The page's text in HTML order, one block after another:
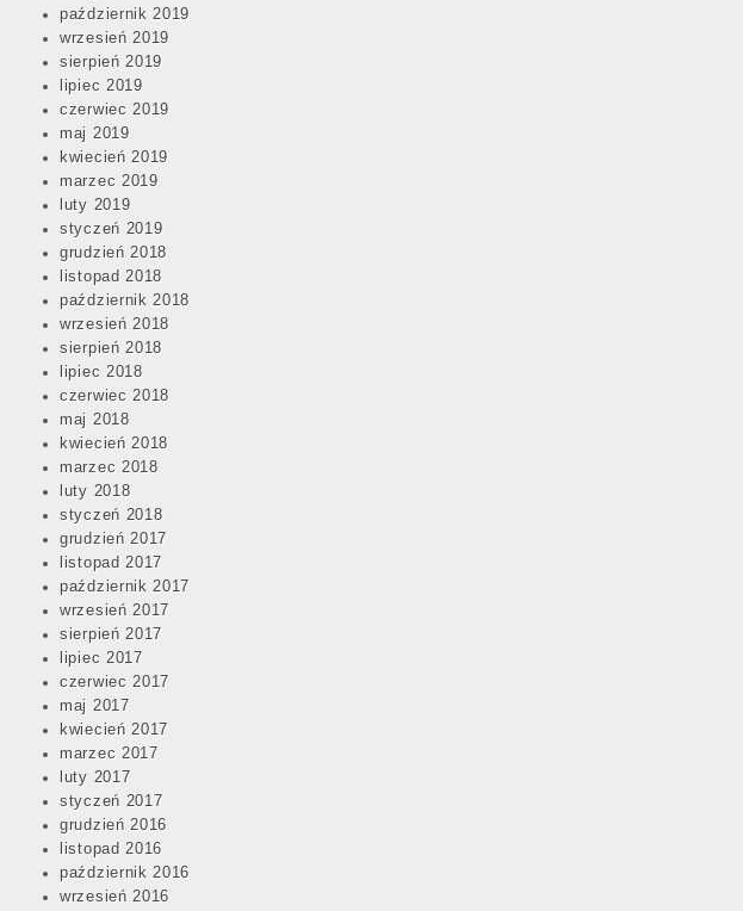
październik 2019
wrzesień 2019
sierpień 2019
lipiec 2019
czerwiec 2019
maj 2019
kwiecień 2019
marzec 2019
luty 2019
styczeń 2019
grudzień 2018
listopad 2018
październik 2018
wrzesień 2018
sierpień 2018
lipiec 2018
czerwiec 2018
maj 2018
kwiecień 2018
marzec 2018
luty 2018
styczeń 2018
grudzień 2017
listopad 2017
październik 2017
wrzesień 2017
sierpień 2017
lipiec 2017
czerwiec 2017
maj 2017
kwiecień 2017
marzec 2017
luty 2017
styczeń 2017
grudzień 2016
listopad 2016
październik 2016
wrzesień 2016